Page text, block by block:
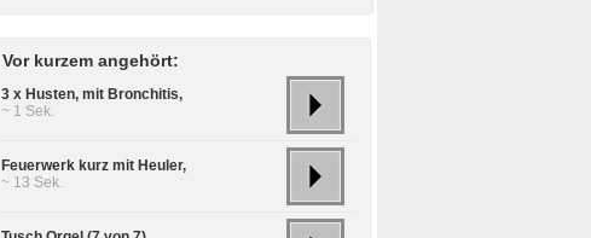
Vor kurzem angehört:
3 x Husten, mit Bronchitis,
~ 1 Sek.
Feuerwerk kurz mit Heuler,
~ 13 Sek.